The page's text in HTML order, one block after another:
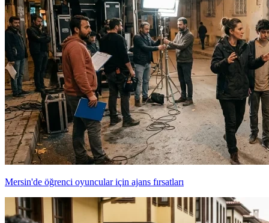
Mersin'de öğrenci oyuncular için ajans fırsatları